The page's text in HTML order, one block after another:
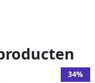
34%